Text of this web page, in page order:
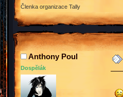
Členka organizace Tally
Anthony Poul
Dospělák